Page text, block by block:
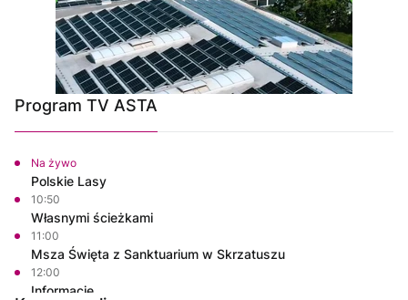
Program TV ASTA
Na żywo
Polskie Lasy
10:50
Własnymi ścieżkami
11:00
Msza Święta z Sanktuarium w Skrzatuszu
12:00
Informacje